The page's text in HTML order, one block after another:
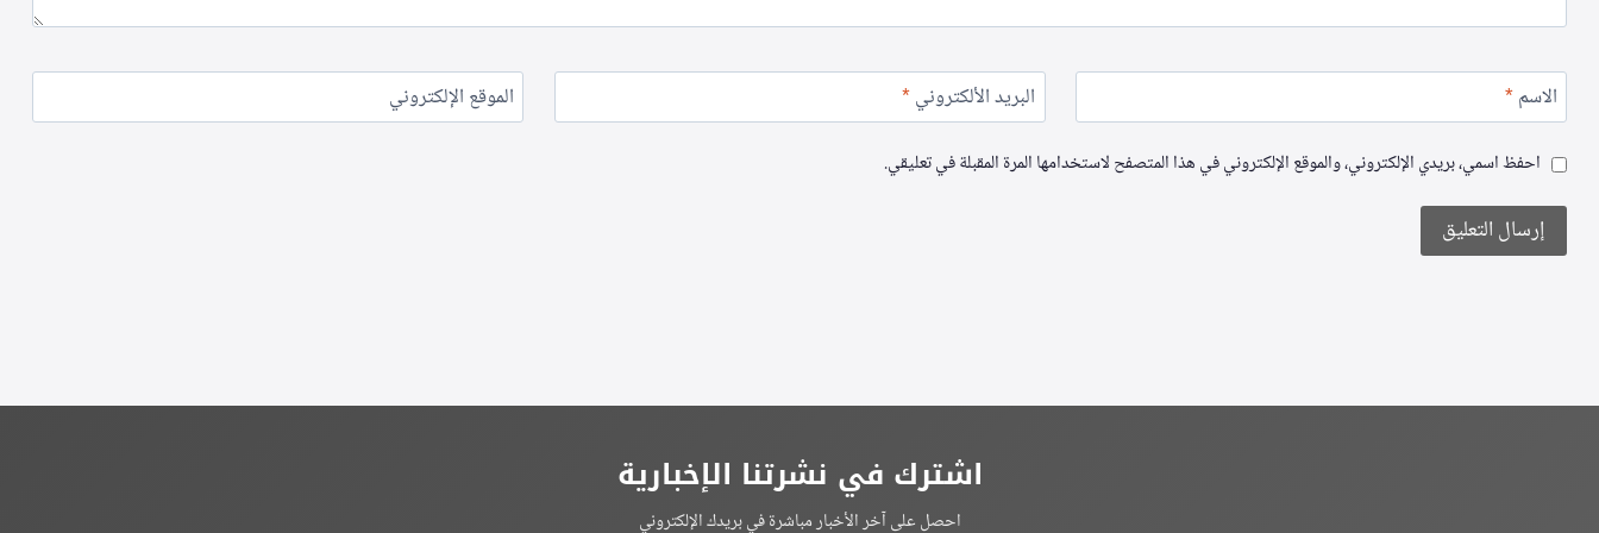
الاسم* البريد الألكتروني* الموقع الإلكتروني
احفظ اسمي، بريدي الإلكتروني، والموقع الإلكتروني في هذا المتصفح لاستخدامها المرة المقبلة في تعليقي.
اشترك في نشرتنا الإخبارية
احصل على آخر الأخبار مباشرة في بريدك الإلكتروني